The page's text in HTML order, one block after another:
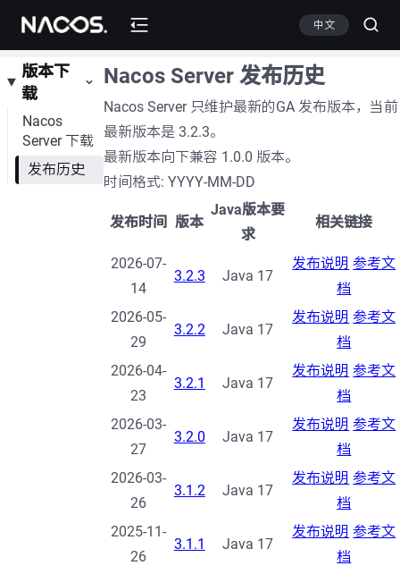
中文
版本下
载
Nacos
Server 下载
发布历史
Nacos Server 发布历史
Nacos Server 只维护最新的GA 发布版本，当前
最新版本是 3.2.3。
最新版本向下兼容 1.0.0 版本。
时间格式: YYYY-MM-DD
发布时间 版本
Java版本要
求
相关链接
2026-07-
14
3.2.3 Java 17
发布说明 参考文
档
2026-05-
29
3.2.2 Java 17
发布说明 参考文
档
2026-04-
23
3.2.1 Java 17
发布说明 参考文
档
2026-03-
27
3.2.0 Java 17
发布说明 参考文
档
2026-03-
26
3.1.2 Java 17
发布说明 参考文
档
2025-11-
26
3.1.1 Java 17
发布说明 参考文
档